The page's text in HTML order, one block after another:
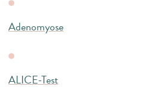
Adenomyose
ALICE-Test